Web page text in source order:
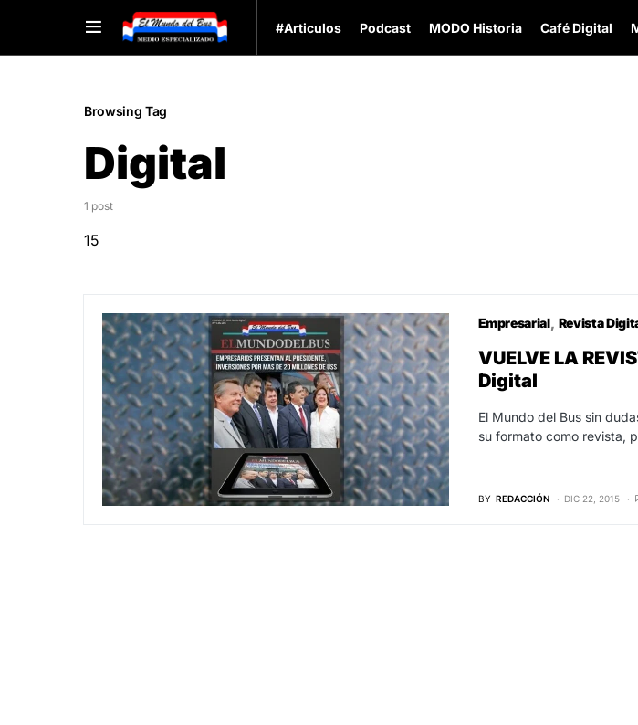
#Articulos Podcast MODO Historia Café Digital
Browsing Tag
Digital
1 post
15
Empresarial Revista
VUELVE LA
Digital
El Mundo del Bus sin
su formato como revista,
BY REDACCIÓN DIC 22, 2015